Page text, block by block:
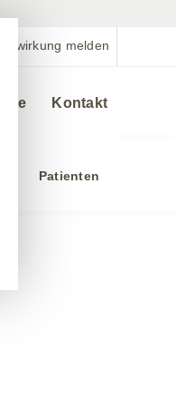
melden
Kontakt
Patienten